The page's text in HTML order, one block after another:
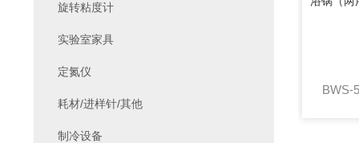
旋转粘度计
实验室家具
定氮仪
耗材/进样针/其他
制冷设备